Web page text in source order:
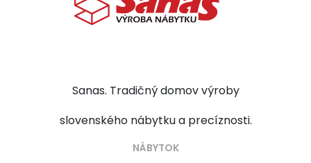
Sanas. Tradičný domov výroby
slovenského nábytku a precíznosti.
NÁBYTOK